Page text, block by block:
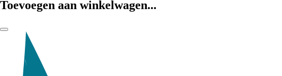
Toevoegen aan winkelwagen...